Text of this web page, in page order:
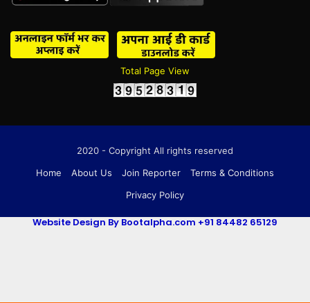
Total Page View
2020 - Copyright All rights reserved
Home
About Us Join Reporter
Terms & Conditions
Privacy Policy
Website Design By Bootalpha.com +91 84482 65129